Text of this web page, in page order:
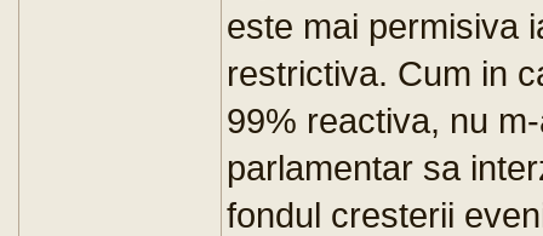
este mai permisiva
restrictiva. Cum in
99% reactiva, nu
parlamentar sa
fondul cresterii